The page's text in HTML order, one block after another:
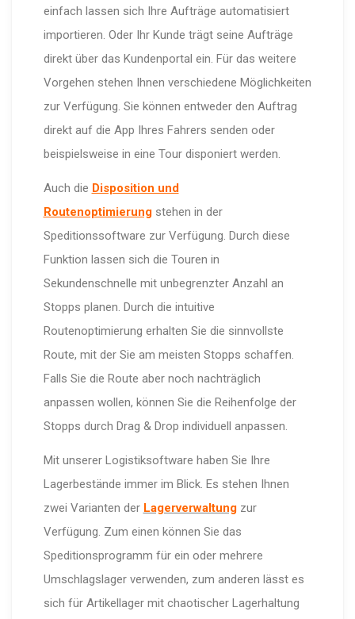
einfach lassen sich Ihre Aufträge automatisiert
importieren. Oder Ihr Kunde trägt seine Aufträge
direkt über das Kundenportal ein. Für das weitere
Vorgehen stehen Ihnen verschiedene Möglichkeiten
zur Verfügung. Sie können entweder den Auftrag
direkt auf die App Ihres Fahrers senden oder
beispielsweise in eine Tour disponiert werden.
Auch die Disposition und
Routenoptimierungstehen in der
Speditionssoftware zur Verfügung. Durch diese
Funktion lassen sich die Touren in
Sekundenschnelle mit unbegrenzter Anzahl an
Stopps planen. Durch die intuitive
Routenoptimierung erhalten Sie die sinnvollste
Route, mit der Sie am meisten Stopps schaffen.
Falls Sie die Route aber noch nachträglich
anpassen wollen, können Sie die Reihenfolge der
Stopps durch Drag & Drop individuell anpassen.
Mit unserer Logistiksoftware haben Sie Ihre
Lagerbestände immer im Blick. Es stehen Ihnen
zwei Varianten der Lagerverwaltungzur
Verfügung. Zum einen können Sie das
Speditionsprogramm für ein oder mehrere
Umschlagslager verwenden, zum anderen lässt es
sich für Artikellager mit chaotischer Lagerhaltung